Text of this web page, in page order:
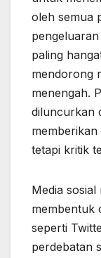
oleh semua
paling
mendorong
menengah.
diluncurkan
tetapi kritik
Media
membentuk
seperti
perdebatan